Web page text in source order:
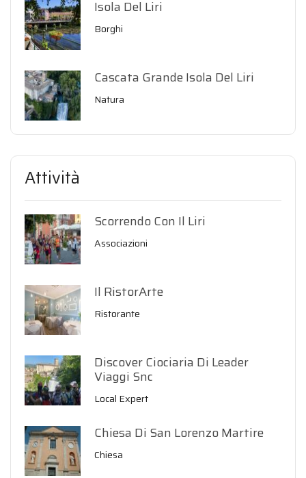
Isola Del Liri
Borghi
Cascata Grande Isola Del Liri
Natura
Attività
Scorrendo Con Il Liri
Associazioni
Il RistorArte
Ristorante
Discover Ciociaria Di Leader
Viaggi Snc
Local Expert
Chiesa Di San Lorenzo Martire
Chiesa